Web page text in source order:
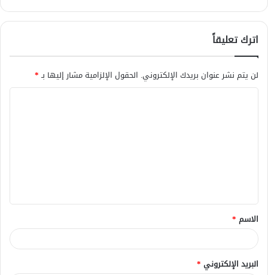
اترك تعليقاً
لن يتم نشر عنوان بريدك الإلكتروني. الحقول الإلزامية مشار إليها بـ*
ق
*
الاسم *
البريد الإلكتروني *